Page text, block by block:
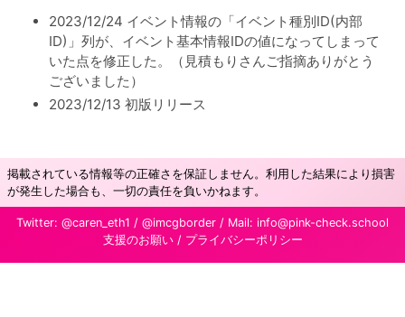
2023/12/24 イベント情報の「イベント種別ID(内部
ID)」列が、イベント基本情報IDの値になってしまって
いた点を修正した。（見積もりさんご指摘ありがとう
ございました）
2023/12/13 初版リリース
掲載されている情報等の正確さを保証しません。利用した結果により損害
が発生した場合も、一切の責任を負いかねます。
Twitter: @caren_eth1 / @imcgborder / Mail: info@pink-check.school
支援のお願い/ プライバシーポリシー